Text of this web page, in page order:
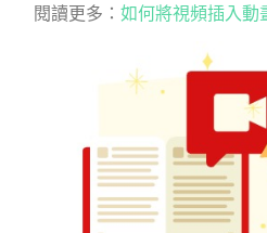
閱讀更多：如何將視頻插入動